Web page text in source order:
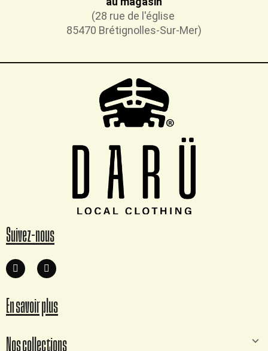
(28 rue de l'église
85470 Brétignolles-Sur-Mer)
Suivez-nous
En savoir plus
Nos collections